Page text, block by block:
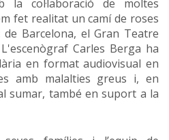
la col·laboració de moltes
fet realitat un camí de roses
Barcelona, el Gran Teatre
Carles Berga ha
en format audiovisual en
amb malalties greus i, en
sumar, també en suport a la